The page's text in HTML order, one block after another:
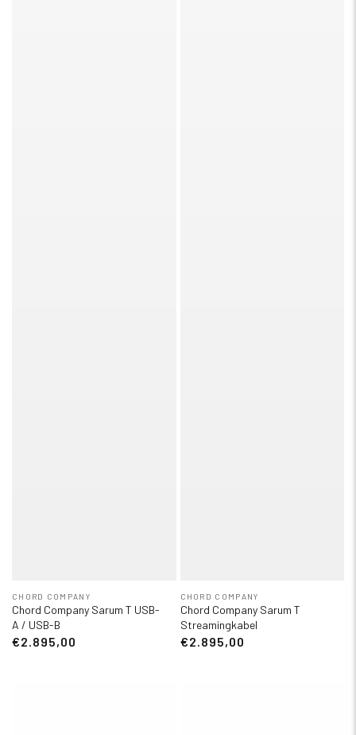
CHORD COMPANY
Chord Company Sarum T USB-
A / USB-B
€2.895,00
CHORD COMPANY
Chord Company Sarum T
Streamingkabel
€2.895,00